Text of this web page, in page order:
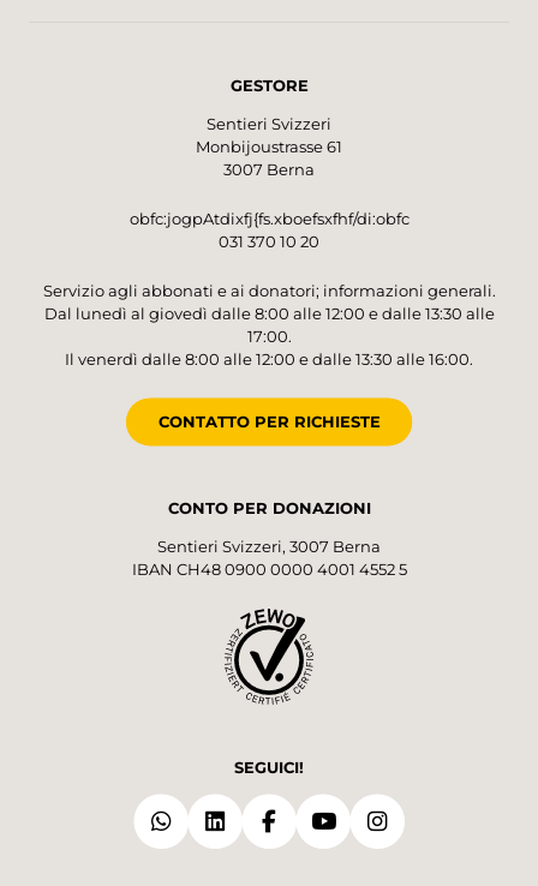
GESTORE
Sentieri Svizzeri
Monbijoustrasse 61
3007 Berna
obfc:jogpAtdixfj{fs.xboefsxfhf/di:obfc
031 370 10 20
Servizio agli abbonati e ai donatori; informazioni generali.
Dal lunedì al giovedì dalle 8:00 alle 12:00 e dalle 13:30 alle
17:00.
Il venerdì dalle 8:00 alle 12:00 e dalle 13:30 alle 16:00.
CONTATTO PER RICHIESTE
CONTO PER DONAZIONI
Sentieri Svizzeri, 3007 Berna
IBAN CH48 0900 0000 4001 4552 5
SEGUICI!